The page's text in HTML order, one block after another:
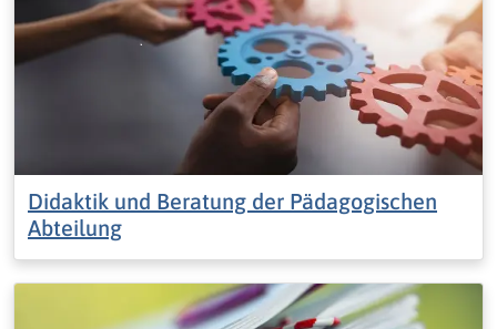
Didaktik und Beratung der Pädagogischen
Abteilung